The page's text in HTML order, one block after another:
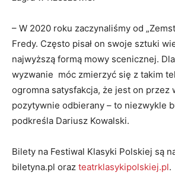
– W 2020 roku zaczynaliśmy od
Fredy. Często pisał on swoje sztuki
najwyższą formą mowy scenicznej.
wyzwanie móc zmierzyć się z takim
ogromna satysfakcja, że jest on przez
pozytywnie odbierany – to niezwykle
podkreśla Dariusz Kowalski.
Bilety na Festiwal Klasyki Polskiej są
biletyna.pl oraz teatrklasykipolskiej.pl.